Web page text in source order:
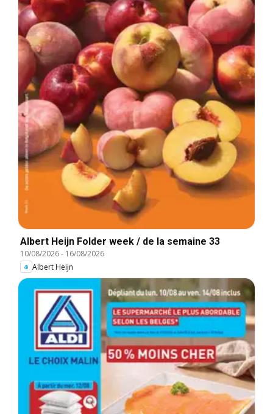
Albert Heijn Folder week / de la semaine 33
10/08/2026- 16/08/2026
Albert Heijn